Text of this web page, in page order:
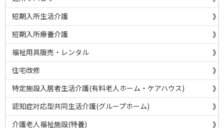
短期入所生活介護
短期入所療養介護
福祉用具販売・レンタル
住宅改修
特定施設入居者生活介護(有料老人ホーム・ケアハウス)
認知症対応型共同生活介護(グループホーム)
介護老人福祉施設(特養)